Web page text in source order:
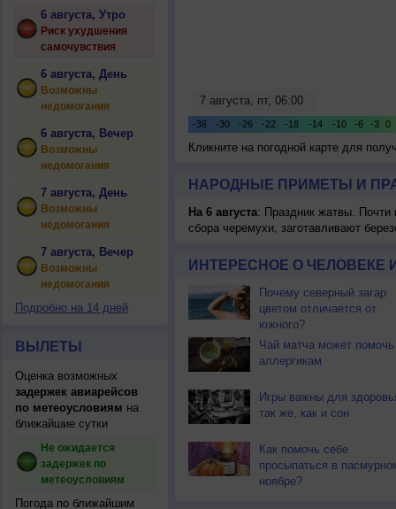
6 августа, Утро
Риск ухудшения
самочувствия
6 августа, День
Возможны
недомогания
6 августа, Вечер
Возможны
недомогания
7 августа, День
Возможны
недомогания
7 августа, Вечер
Возможны
недомогания
Подробно на 14 дней
ВЫЛЕТЫ
Оценка возможных
задержек авиарейсов
по метеоусловиям на
ближайшие сутки
Не ожидается
задержек по
метеоусловиям
Погода по ближайшим
Кликните на погодной карте для
НАРОДНЫЕ ПРИМЕТЫ И
На 6 августа: Праздник жатвы. Почти
сбора черемухи, заготавливают
ИНТЕРЕСНОЕ О ЧЕЛОВЕКЕ
Почему северный загар
цветом отличается от
южного?
Чай матча может помочь
аллергикам
Игры важны для
так же, как и сон
Как помочь себе
просыпаться в
ноябре?